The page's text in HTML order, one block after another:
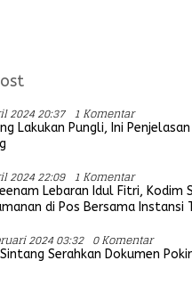
2024 20:37 1 Komentar
Lakukan Pungli, Ini
2024 22:09 1 Komentar
Lebaran Idul Fitri, Kodim
di Pos Bersama Instansi
2024 03:32 0 Komentar
Sintang Serahkan Dokumen